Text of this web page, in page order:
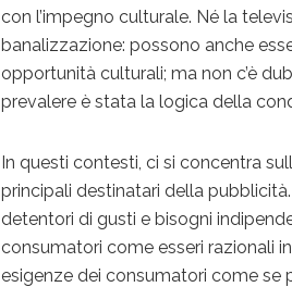
con l’impegno culturale. Né la
banalizzazione: possono anche
opportunità culturali; ma non c’è
prevalere è stata la logica della
In questi contesti, ci si concentra
principali destinatari della
detentori di gusti e bisogni
consumatori come esseri razionali
esigenze dei consumatori come se